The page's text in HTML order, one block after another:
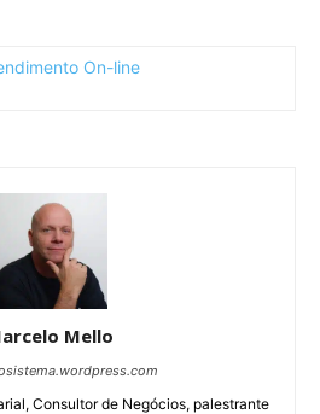
Mello
Consultor de Negócios, palestrante